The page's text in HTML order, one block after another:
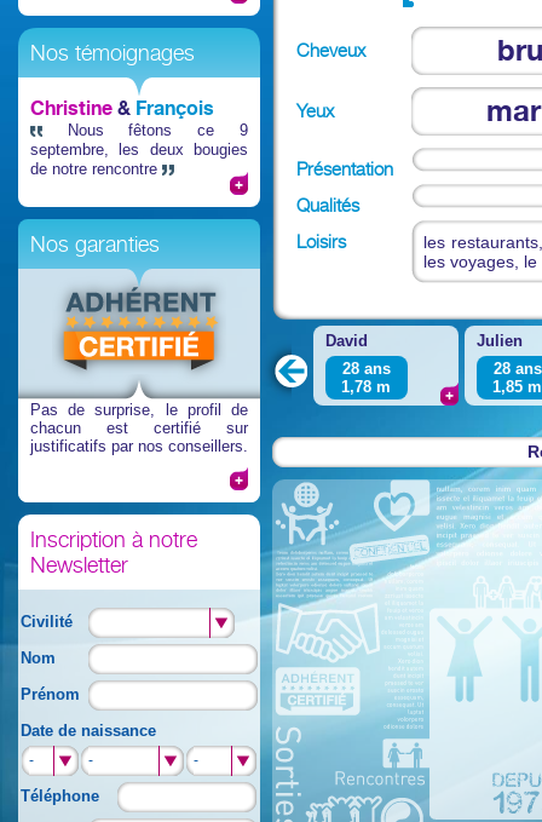
Nos témoignages
Christine & François
Nous fêtons ce 9
septembre, les deux bougies
de notre rencontre
Nos garanties
Pas de surprise, le profil de
chacun est certifié sur
justificatifs par nos conseillers.
Inscription à notre
Newsletter
Civilité
Nom
Prénom
Date de naissance
-- -- --
Téléphone
Cheveux
Yeux
Présentation
Qualités
Loisirs
les
les voyages,
David
28 ans
1,78m
Julien
28 ans
1,85m